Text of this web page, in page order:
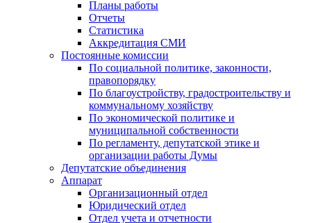
Планы работы
Отчеты
Статистика
Аккредитация СМИ
Постоянные комиссии
По социальной политике, законности,
правопорядку
По благоустройству, градостроительству и
коммунальному хозяйству
По экономической политике и
муниципальной собственности
По регламенту, депутатской этике и
организации работы Думы
Депутатские объединения
Аппарат
Организационный отдел
Юридический отдел
Отдел учета и отчетности